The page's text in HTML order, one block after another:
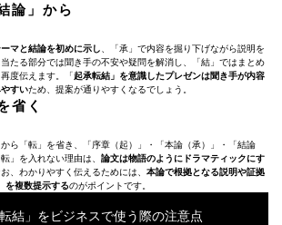
論」から
マと結論を初めに示し 、「承」で内容を掘り下げながら説明を
たる部分では聞き手の不安や疑問を解消し、「結」ではまとめ
度伝えます。「起承転結」を意識したプレゼンは聞き手が内容
すいため、提案が通りやすくなるでしょう。
省く
ら「転」を省き、「序章（起）」・「本論（承）」・「結論
」を入れない理由は、 論文は物語のようにドラマティックにす
、わかりやすく伝えるためには、 本論で根拠となる説明や証拠
を複数提示するのがポイントです。
転結」をビジネスで使う際の注意点